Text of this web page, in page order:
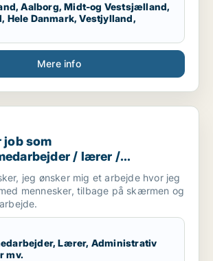
Aalborg, Midt-og Vestsjælland,
Hele Danmark, Vestjylland,
Mere info
som marketingmedarbejder / lærer /
job som
/ lærer /
medarbejder /
/ hr-medarbejder
jeg ønsker mig et arbejde hvor jeg
mennesker, tilbage på skærmen og
Lærer, Administrativ
mv.